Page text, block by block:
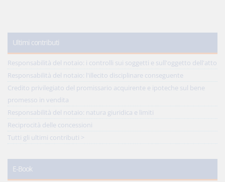
Ultimi contributi
Responsabilità del notaio: i controlli sui soggetti e sull'oggetto dell'atto
Responsabilità del notaio: l'illecito disciplinare conseguente
Credito privilegiato del promissario acquirente e ipoteche sul bene
promesso in vendita
Responsabilità del notaio: natura giuridica e limiti
Reciprocità delle concessioni
Tutti gli ultimi contributi >
E-Book